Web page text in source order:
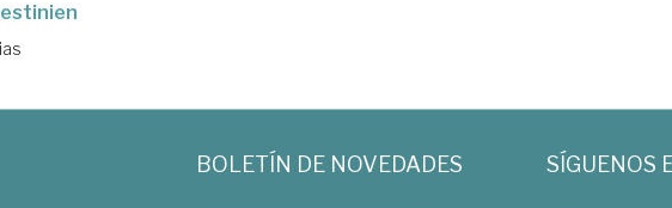
BOLETÍN DE NOVEDADES SÍGUENOS